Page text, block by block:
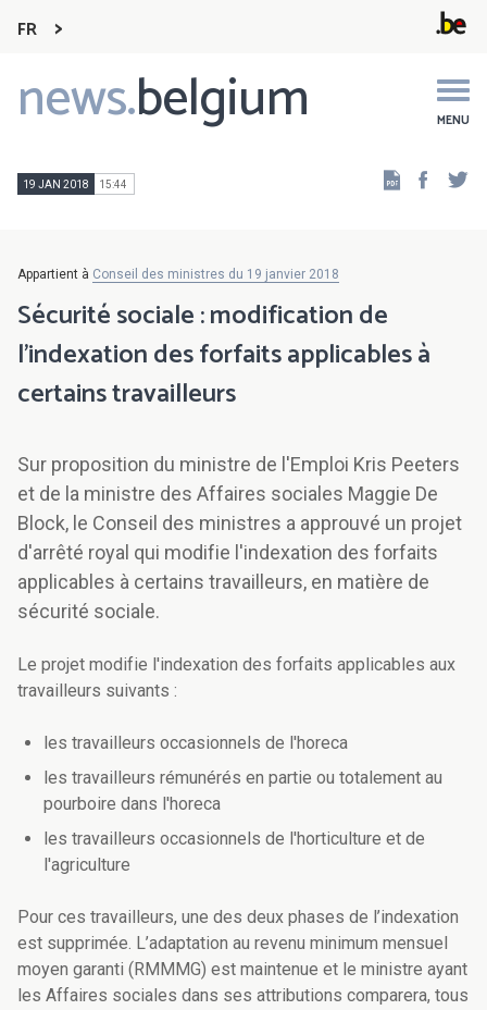
FR
news.belgium MENU
Main
navigation
19 JAN 2018 15:44
Appartient à Conseil des ministres du 19 janvier 2018
Sécurité sociale : modification de
l'indexation des forfaits applicables à
certains travailleurs
Sur proposition du ministre de l'Emploi Kris Peeters
et de la ministre des Affaires sociales Maggie De
Block, le Conseil des ministres a approuvé un projet
d'arrêté royal qui modifie l'indexation des forfaits
applicables à certains travailleurs, en matière de
sécurité sociale.
Le projet modifie l'indexation des forfaits applicables aux
travailleurs suivants :
les travailleurs occasionnels de l'horeca
les travailleurs rémunérés en partie ou totalement au
pourboire dans l'horeca
les travailleurs occasionnels de l'horticulture et de
l'agriculture
Pour ces travailleurs, une des deux phases de l’indexation
est supprimée. L’adaptation au revenu minimum mensuel
moyen garanti (RMMMG) est maintenue et le ministre ayant
les Affaires sociales dans ses attributions comparera, tous